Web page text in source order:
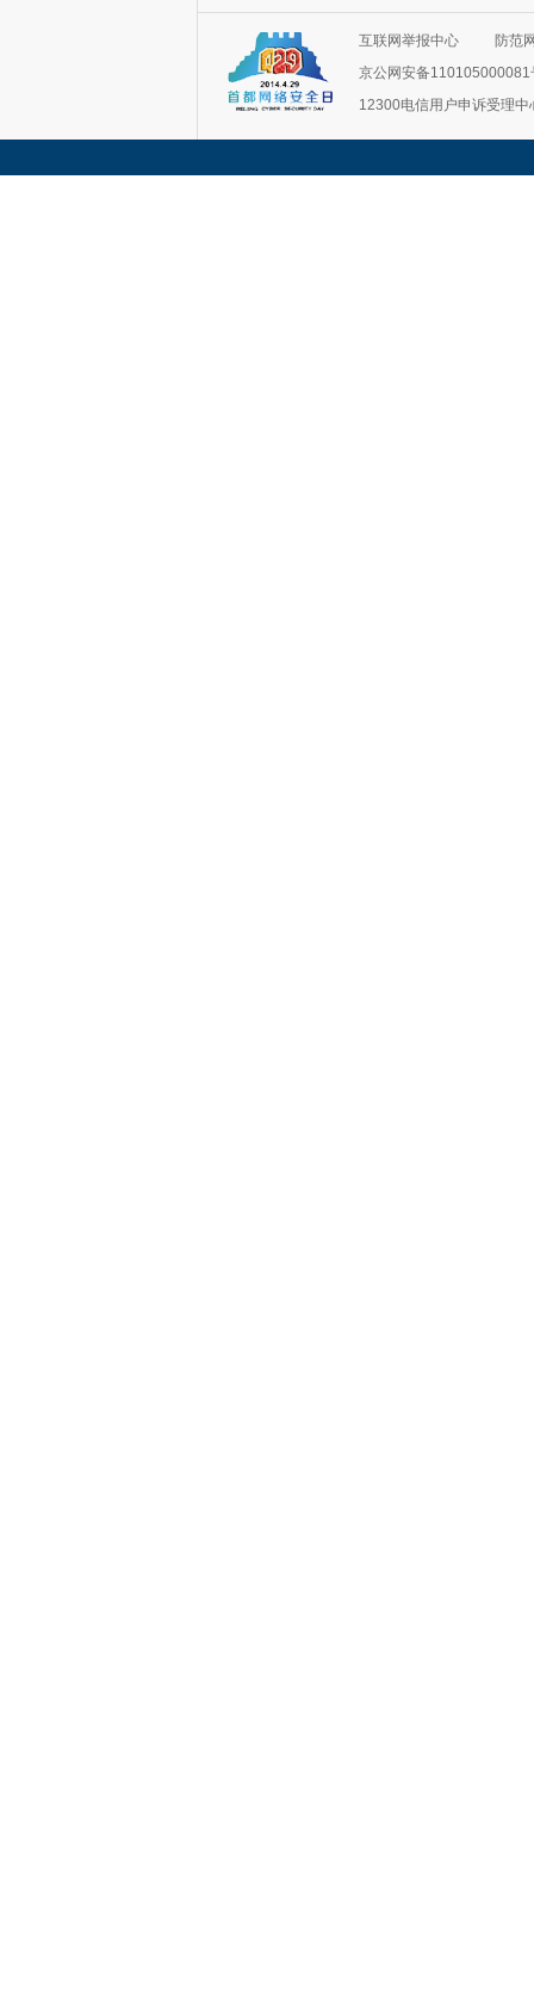
互联网举报中心
防范
京公网安备110105000081
12300电信用户申诉受理中